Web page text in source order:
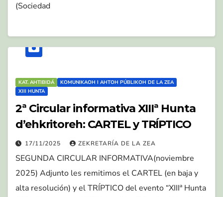
(Sociedad
KAT. AHTIBIDÁ
KOMUNIKAOH I AHTOH PÚBLIKOH DE LA ZEA
XIII HUNTA
2ª Circular informativa XIIIª Hunta
d’ehkritoreh: CARTEL y TRÍPTICO
17/11/2025 ZEKRETARÍA DE LA ZEA
SEGUNDA CIRCULAR INFORMATIVA(noviembre
2025) Adjunto les remitimos el CARTEL (en baja y
alta resolución) y el TRÍPTICO del evento “XIIIª Hunta